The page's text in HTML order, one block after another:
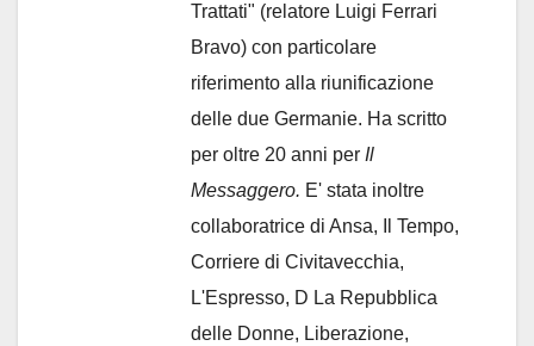
Trattati" (relatore Luigi Ferrari
Bravo) con particolare
riferimento alla riunificazione
delle due Germanie. Ha scritto
per oltre 20 anni per Il
Messaggero. E' stata inoltre
collaboratrice di Ansa, Il Tempo,
Corriere di Civitavecchia,
L'Espresso, D La Repubblica
delle Donne, Liberazione,